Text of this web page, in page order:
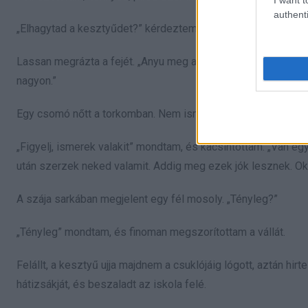
„Elhagytad a kesztyűdet?” kérdeztem.
Lassan megrázta a fejét. „Anyu meg apu azt mondták, jövő
nagyon.”
Egy csomó nőtt a torkomban. Nem ismertem a családját,
„Figyelj, ismerek valakit” mondtam, és kacsintottam. „Van
után szerzek neked valamit. Addig meg ezek jók lesznek.
A szája sarkában megjelent egy fél mosoly. „Tényleg?”
„Tényleg” mondtam, és finoman megszorítottam a vállát.
Felállt, a kesztyű ujja majdnem a csuklójáig lógott, aztán
hátizsákját, és beszaladt az iskola felé.